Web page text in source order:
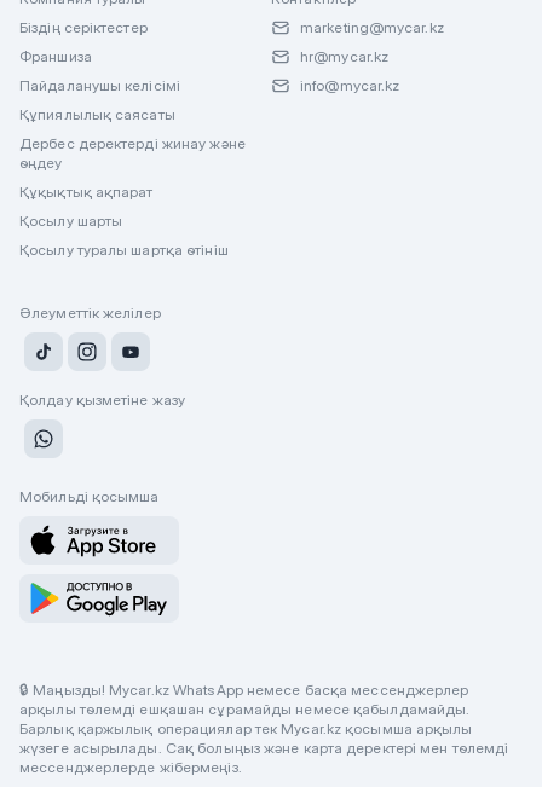
Біздің серіктестер
Франшиза
Пайдаланушы келісімі
Құпиялылық саясаты
Дербес деректерді жинау және
өңдеу
Құқықтық ақпарат
Қосылу шарты
Қосылу туралы шартқа өтініш
marketing@mycar.kz
hr@mycar.kz
info@mycar.kz
Әлеуметтік желілер
Қолдау қызметіне жазу
Мобильді қосымша
🔒 Маңызды! Mycar.kz WhatsApp немесе басқа мессенджерлер
арқылы төлемді ешқашан сұрамайды немесе қабылдамайды.
Барлық қаржылық операциялар тек Mycar.kz қосымша арқылы
жүзеге асырылады. Сақ болыңыз және карта деректері мен төлемді
мессенджерлерде жібермеңіз.